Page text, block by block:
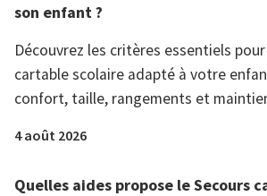
son enfant ?
Découvrez les critères essentiels
cartable scolaire adapté à votre
confort, taille, rangements et
4 août 2026
Quelles aides propose le Secours